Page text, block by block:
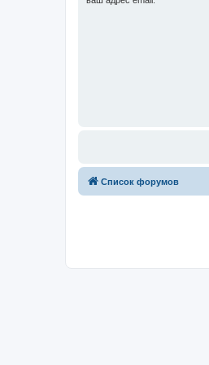
Список форумов